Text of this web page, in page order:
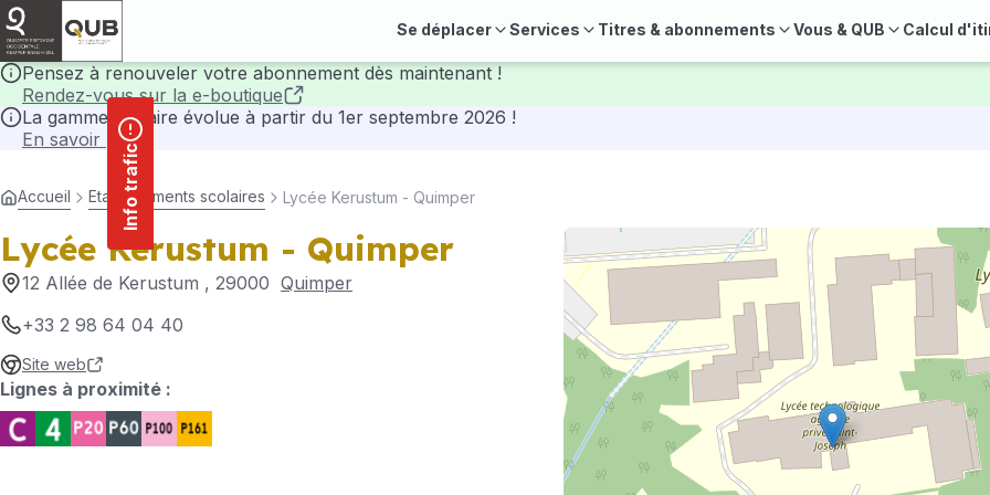
principal
Se déplacer Services Titres & abonnements Vous & QUB Calcul
Pensez à renouveler votre abonnement dès maintenant !
Rendez-vous sur la e-boutique
La gamme tarifaire évolue à partir du 1er septembre 2026 !
En savoir plus
Info trafic
Accueil Etablissements scolaires Lycée Kerustum - Quimper
Lycée Kerustum - Quimper
12 Allée de Kerustum , 29000 Quimper
+33 2 98 64 04 40
Site web
Lignes à proximité :
Panneau de gestion des cookies